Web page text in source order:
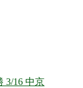
3/16 中京